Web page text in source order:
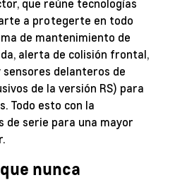
a protegerte en todo
de mantenimiento de
alerta de colisión frontal,
delanteros de
de la versión RS) para
Todo esto con la
de serie para una mayor
nunca